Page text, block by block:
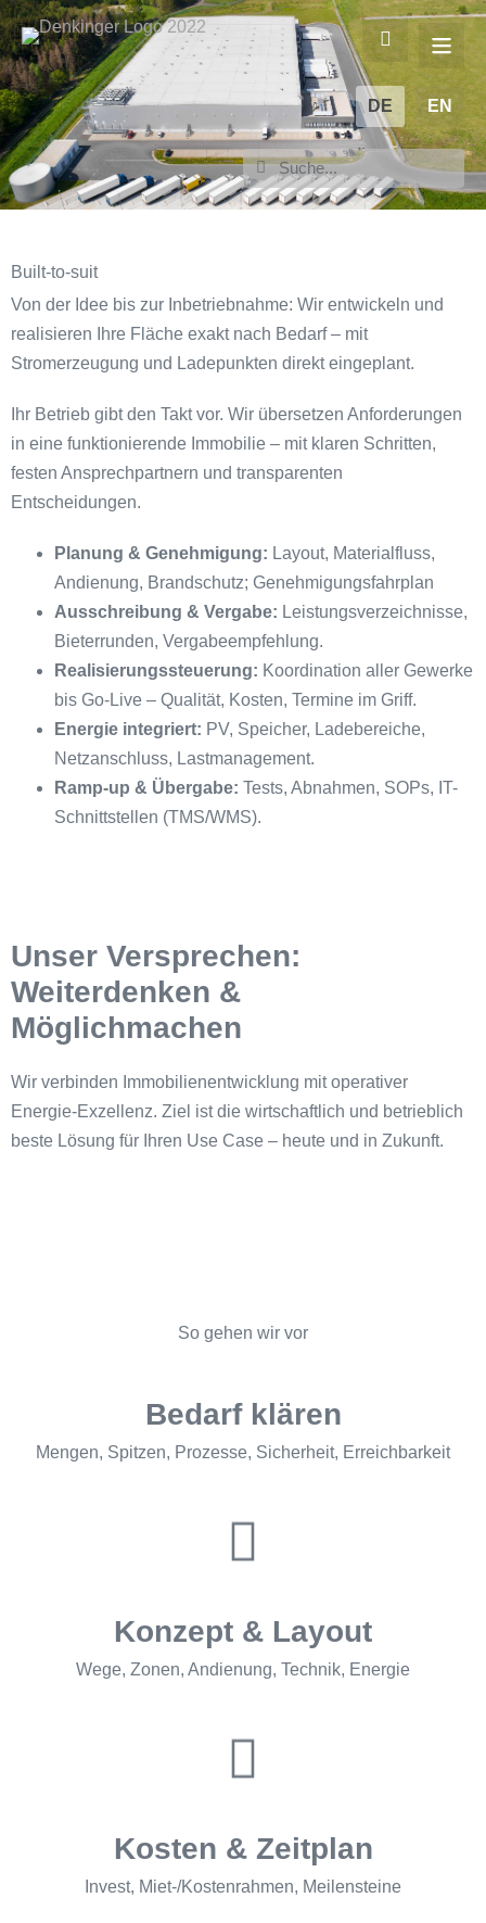
DE EN
Built-to-suit
Von der Idee bis zur Inbetriebnahme: Wir entwickeln und
realisieren Ihre Fläche exakt nach Bedarf – mit
Stromerzeugung und Ladepunkten direkt eingeplant.
Ihr Betrieb gibt den Takt vor. Wir übersetzen Anforderungen
in eine funktionierende Immobilie – mit klaren Schritten,
festen Ansprechpartnern und transparenten
Entscheidungen.
Planung & Genehmigung: Layout, Materialfluss,
Andienung, Brandschutz; Genehmigungsfahrplan
Ausschreibung & Vergabe: Leistungsverzeichnisse,
Bieterrunden, Vergabeempfehlung.
Realisierungssteuerung: Koordination aller Gewerke
bis Go-Live – Qualität, Kosten, Termine im Griff.
Energie integriert: PV, Speicher, Ladebereiche,
Netzanschluss, Lastmanagement.
Ramp-up & Übergabe: Tests, Abnahmen, SOPs, IT-
Schnittstellen (TMS/WMS).
Unser Versprechen:
Weiterdenken &
Möglichmachen
Wir verbinden Immobilienentwicklung mit operativer
Energie-Exzellenz. Ziel ist die wirtschaftlich und betrieblich
beste Lösung für Ihren Use Case – heute und in Zukunft.
So gehen wir vor
Bedarf klären
Mengen, Spitzen, Prozesse, Sicherheit, Erreichbarkeit
Konzept & Layout
Wege, Zonen, Andienung, Technik, Energie
Kosten & Zeitplan
Invest, Miet-/Kostenrahmen, Meilensteine